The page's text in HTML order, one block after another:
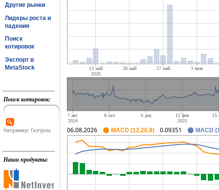
Другие рынки
Лидеры роста и
падения
Поиск
котировок
Экспорт в
MetaStock
Поиск котировок:
Например: Газпром
Наши продукты:
06.08.2026 MACD (12,26,9) 0.09351 MACD